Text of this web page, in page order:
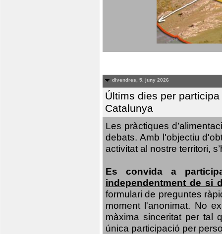
divendres, 5. juny 2026
Últims dies per
Catalunya
Les pràctiques
debats. Amb l'objectiu
activitat al nostre territori,
Es convida a
independentment de si
formulari de preguntes
moment l'anonimat. No
màxima sinceritat per tal
única participació per